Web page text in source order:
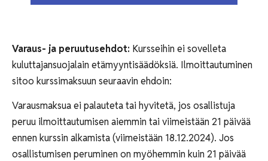
Varaus- ja peruutusehdot: Kursseihin ei sovelleta
kuluttajansuojalain etämyyntisäädöksiä. Ilmoittautuminen
sitoo kurssimaksuun seuraavin ehdoin:
Varausmaksua ei palauteta tai hyvitetä, jos osallistuja
peruu ilmoittautumisen aiemmin tai viimeistään 21 päivää
ennen kurssin alkamista (viimeistään 18.12.2024). Jos
osallistumisen peruminen on myöhemmin kuin 21 päivää